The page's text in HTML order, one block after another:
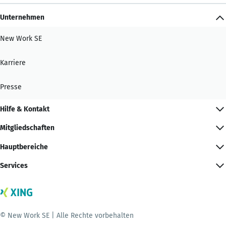
Unternehmen
New Work SE
Karriere
Presse
Hilfe & Kontakt
Mitgliedschaften
Hauptbereiche
Services
© New Work SE | Alle Rechte vorbehalten